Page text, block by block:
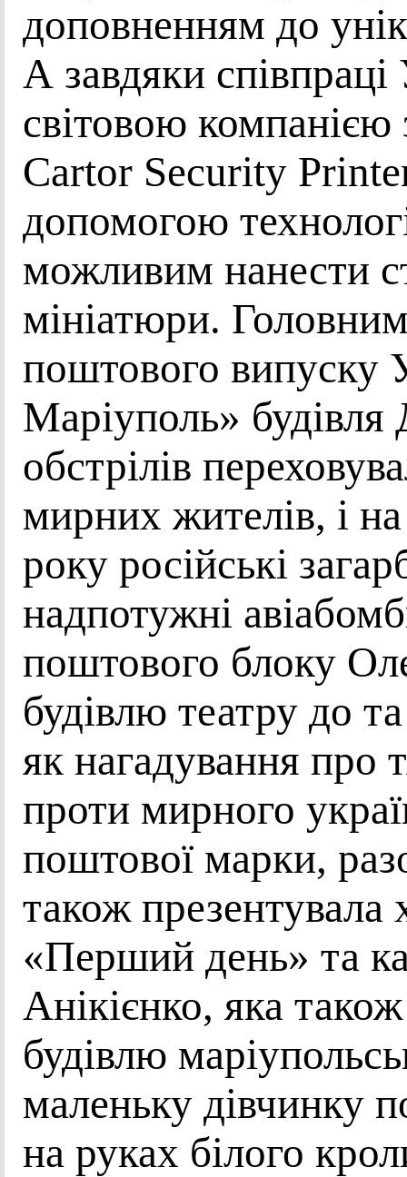
доповненням до
А завдяки
світовою компанією
Cartor Security
допомогою
можливим нанести
мініатюри.
поштового випуску
Маріуполь» будівля
обстрілів
мирних жителів, і
року російські
надпотужні
поштового блоку
будівлю театру до
як нагадування про
проти мирного
поштової марки,
також презентувала
«Перший день» та
Анікієнко, яка
будівлю
маленьку дівчинку
на руках білого